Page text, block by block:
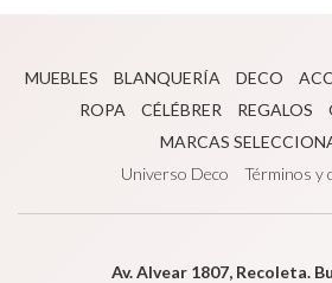
MUEBLES BLANQUERÍA DECO
ROPA
CÉLÉBRER REGALOS
MARCAS
Universo Deco
Términos y
Av. Alvear 1807, Recoleta.